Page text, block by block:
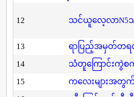
12 သင်ယူလေ့လာN5သဒ္
13
ရာပြည့်အမှတ်တ
14
သံတူကြောင်းကွဲစက
15
ကလေးများအတွ